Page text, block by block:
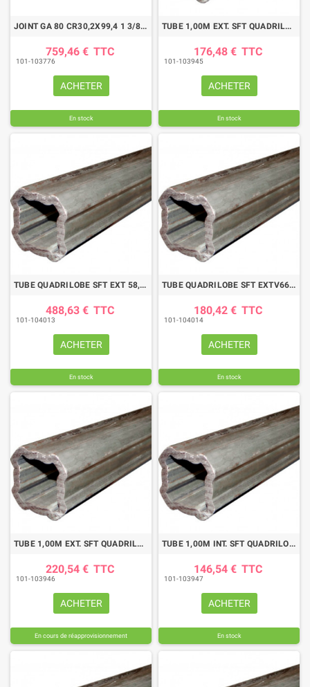
JOINT GA 80 CR30,2X99,4 1 3/8 6C TUBE TRIANGLE 54
759,46 € TTC
101-103776
ACHETER
En stock
TUBE 1,00M EXT. SFT QUADRILOBE 58,2X3,25 BYPY
176,48 € TTC
101-103945
ACHETER
En stock
TUBE QUADRILOBE SFT EXT 58,2X3,25 LG3000
488,63 € TTC
101-104013
ACHETER
En stock
TUBE QUADRILOBE SFT EXTV66X3,5 LG1000
180,42 € TTC
101-104014
ACHETER
En stock
TUBE 1,00M EXT. SFT QUADRILOBE 70,2X4 BYPY
220,54 € TTC
101-103946
ACHETER
En cours de réapprovisionnement
TUBE 1,00M INT. SFT QUADRILOBE 46,9X4,5 BYPY
146,54 € TTC
101-103947
ACHETER
En stock